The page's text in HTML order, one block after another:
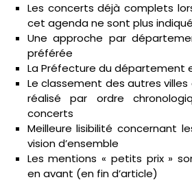
Les concerts déjà complets
cet agenda ne sont plus
Une approche par
préférée
La Préfecture du département
Le classement des autres
réalisé par ordre
concerts
Meilleure lisibilité concernant
vision d’ensemble
Les mentions « petits prix »
en avant (en fin d’article)